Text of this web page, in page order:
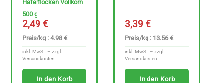
Haferflocken Vollkorn
500 g
2,49€
Preis/kg : 4.98 €
inkl. MwSt. – zzgl.
Versandkosten
In den Korb
3,39€
Preis/kg : 13.56 €
inkl. MwSt. – zzgl.
Versandkosten
In den Korb